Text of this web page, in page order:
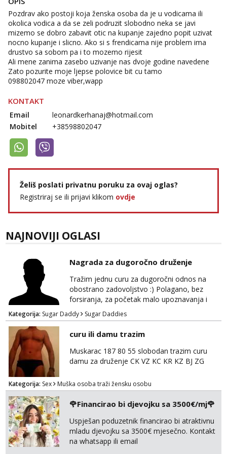
Tel:064/677-677 - Kod: #142
tel:0,93€ - mob:1,12€ min
Pozdrav ako postoji koja ženska osoba da je u vodicama ili
okolica vodica a da se zeli podruzit slobodno neka se javi
mizemo se dobro zabavit otic na kupanje zajedno popit uzivat
nocno kupanje i slicno. Ako si s frendicama nije problem ima
drustvo sa sobom pa i to mozemo rijesit
Ali mene zanima zasebo uzivanje nas dvoje godine navedene
Zato pozurite moje ljepse polovice bit cu tamo
098802047 moze viber,wapp
KONTAKT
Email
leonardkerhanaj@hotmail.com
Mobitel
+38598802047
Želiš poslati privatnu poruku za ovaj oglas?
Registriraj se ili prijavi klikom ovdje
NAJNOVIJI OGLASI
Nagrada za dugoročno druženje
Tražim jednu curu za dugoročni odnos na
obostrano zadovoljstvo :) Polagano, bez
forsiranja, za početak malo upoznavanja i
dogovor kroz dopisivanje. Očekujem i nudim
diskreciju - nisam oženjen niti zauzet, nego
jednostavno tako preferiram. 30 godina
imam. Javite se mail, pozz ;)
Kategorija: Sugar Daddy Sugar Daddies
curu ili damu trazim
Muskarac 187 80 55 slobodan trazim curu
damu za druženje CK VZ KC KR KZ BJ ZG
Kategorija: Sex Muška osoba traži žensku osobu
🌹Financirao bi djevojku sa 3500€/mj🌹
Uspješan poduzetnik financirao bi atraktivnu
mladu djevojku sa 3500€ mjesečno. Kontakt
na whatsapp ili email